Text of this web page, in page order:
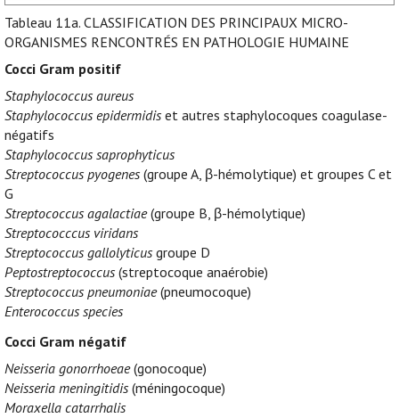
Tableau 11a. CLASSIFICATION DES PRINCIPAUX MICRO-
ORGANISMES RENCONTRÉS EN PATHOLOGIE HUMAINE
Cocci Gram positif
Staphylococcus aureus
Staphylococcus epidermidis et autres staphylocoques coagulase-
négatifs
Staphylococcus saprophyticus
Streptococcus pyogenes (groupe A, β-hémolytique) et groupes C et
G
Streptococcus agalactiae(groupe B, β-hémolytique)
Streptococccus viridans
Streptococcus gallolyticus groupe D
Peptostreptococcus (streptocoque anaérobie)
Streptococcus pneumoniae(pneumocoque)
Enterococcus species
Cocci Gram négatif
Neisseria gonorrhoeae(gonocoque)
Neisseria meningitidis (méningocoque)
Moraxella catarrhalis